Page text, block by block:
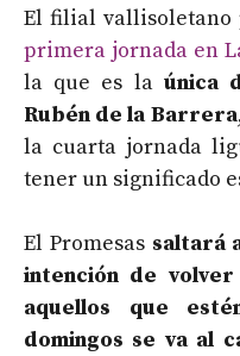
El filial vallisoletano
primera jornada en
la que es la única
Rubén de la Barrera
la cuarta jornada
tener un significado
El Promesassaltará
intención de
aquellos que
domingos se va al